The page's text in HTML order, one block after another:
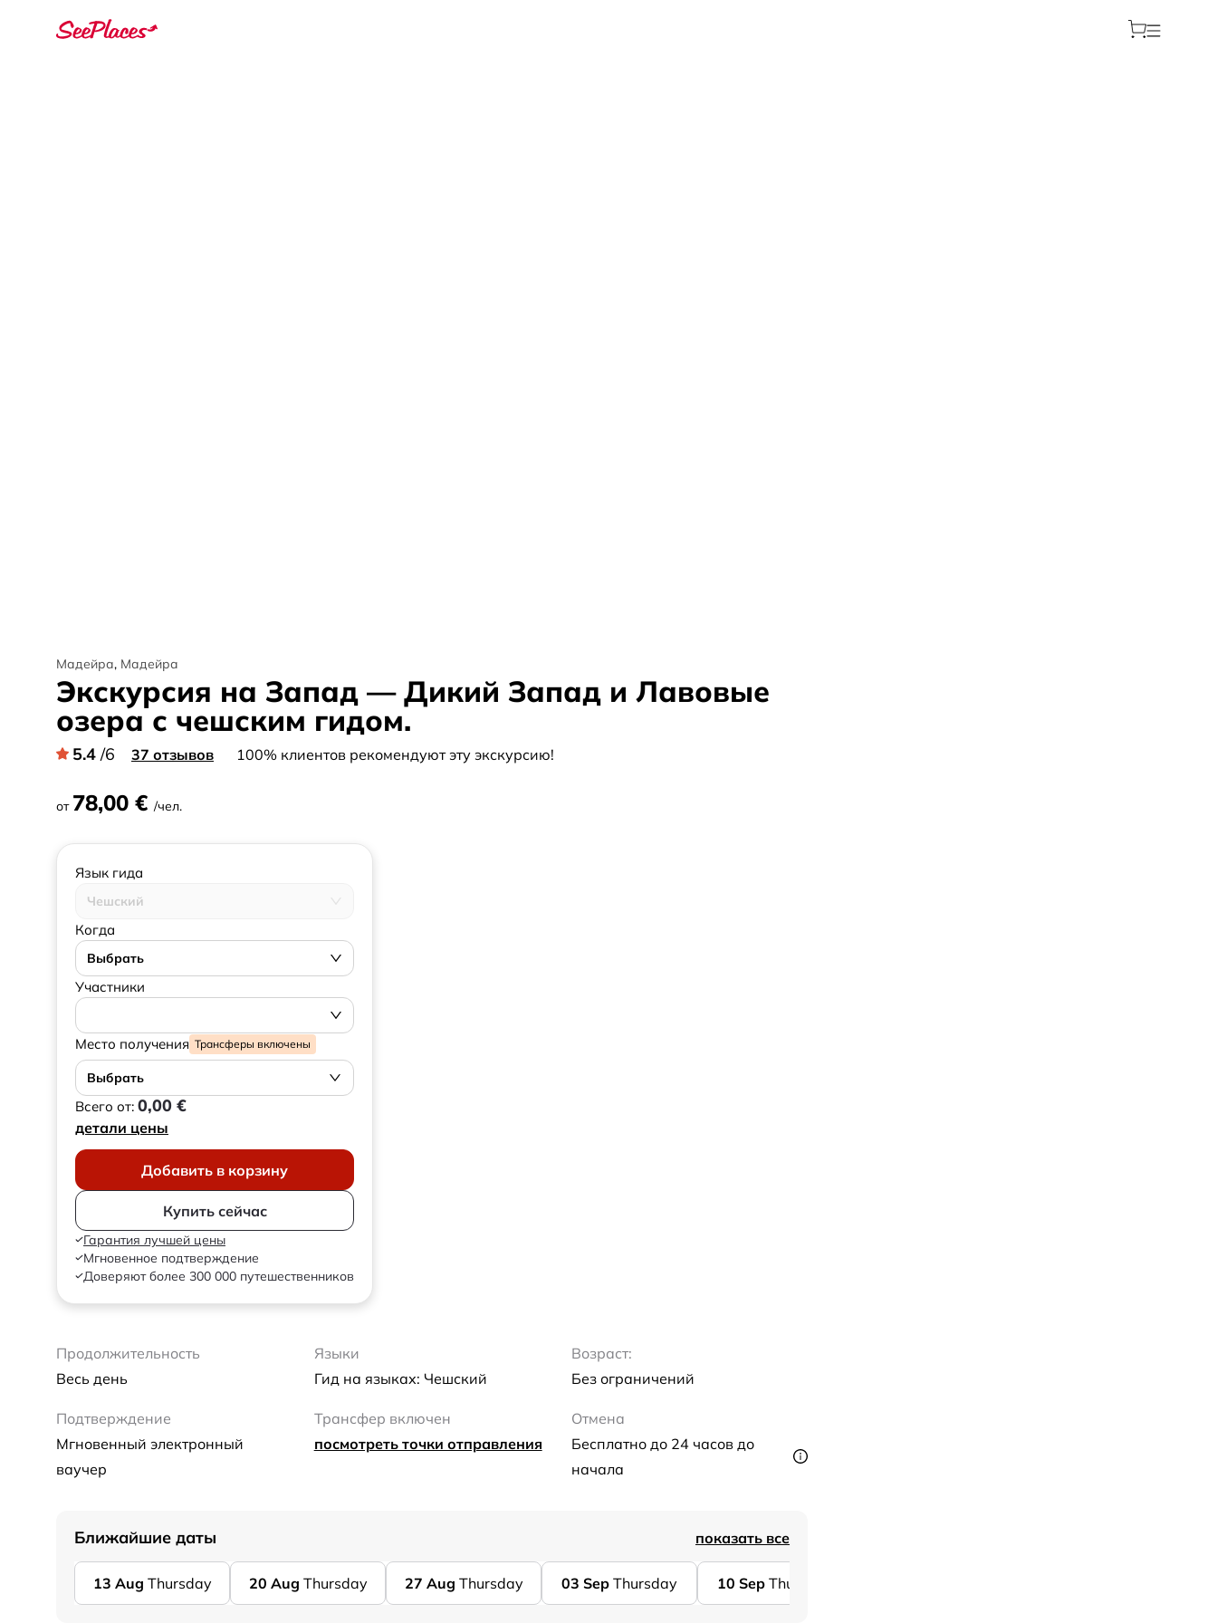
Мадейра, Мадейра
Экскурсия на Запад — Дикий Запад и Лавовые
озера с чешским гидом.
5.4 /6 37 отзывов 100% клиентов рекомендуют эту экскурсию!
от 78,00 € /чел.
Язык гида
Чешский
Когда
Выбрать
Участники
Место получения Трансферы включены
Выбрать
Всего от: 0,00 €
детали цены
Добавить в корзину
Купить сейчас
Гарантия лучшей цены
Мгновенное подтверждение
Доверяют более 300 000 путешественников
Продолжительность
Весь день
Языки
Гид на языках: Чешский
Возраст:
Без ограничений
Подтверждение
Мгновенный электронный
ваучер
Трансфер включен
посмотреть точки отправления
Отмена
Бесплатно до 24 часов до
начала
Ближайшие даты показать все
13 Aug Thursday 20 Aug Thursday 27 Aug Thursday 03 Sep Thursday 10 Sep Thursday